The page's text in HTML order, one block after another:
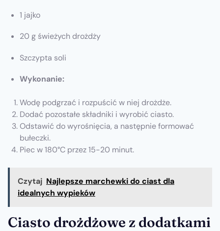
1 jajko
20 g świeżych drożdży
Szczypta soli
Wykonanie:
Wodę podgrzać i rozpuścić w niej drożdże.
Dodać pozostałe składniki i wyrobić ciasto.
Odstawić do wyrośnięcia, a następnie formować
bułeczki.
Piec w 180°C przez 15-20 minut.
Czytaj Najlepsze marchewki do ciast dla
idealnych wypieków
Ciasto drożdżowe z dodatkami